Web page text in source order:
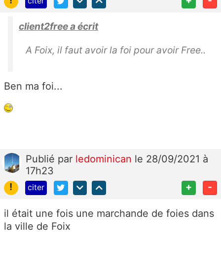
client2free a écrit
A Foix, il faut avoir la foi pour avoir Free..
Ben ma foi...
Publié par ledominican le 28/09/2021 à
17h23
!
citer + -
il était une fois une marchande de foies dans
la ville de Foix